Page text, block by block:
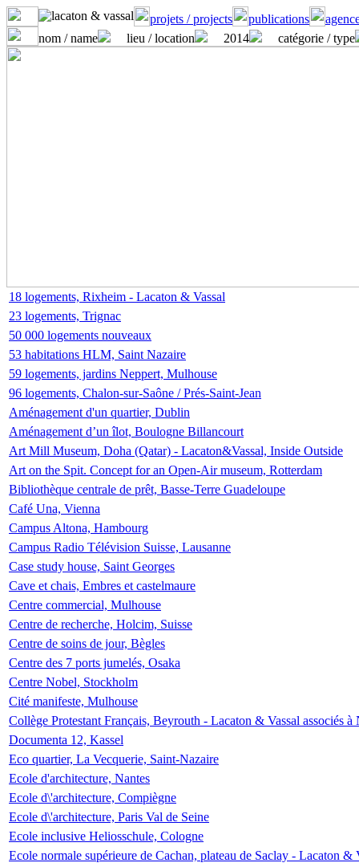
projets / projects publications
nom / name
lieu / location 2014 catégorie / type
18 logements, Rixheim - Lacaton & Vassal
23 logements, Trignac
50 000 logements nouveaux
53 habitations HLM, Saint Nazaire
59 logements, jardins Neppert, Mulhouse
96 logements, Chalon-sur-Saône / Prés-Saint-Jean
Aménagement d'un quartier, Dublin
Aménagement d’un îlot, Boulogne Billancourt
Art Mill Museum, Doha (Qatar) - Lacaton&Vassal, Inside Outside
Art on the Spit. Concept for an Open-Air museum, Rotterdam
Bibliothèque centrale de prêt, Basse-Terre Guadeloupe
Café Una, Vienna
Campus Altona, Hambourg
Campus Radio Télévision Suisse, Lausanne
Case study house, Saint Georges
Cave et chais, Embres et castelmaure
Centre commercial, Mulhouse
Centre de recherche, Holcim, Suisse
Centre de soins de jour, Bègles
Centre des 7 ports jumelés, Osaka
Centre Nobel, Stockholm
Cité manifeste, Mulhouse
Collège Protestant Français, Beyrouth - Lacaton & Vassal associés
Documenta 12, Kassel
Eco quartier, La Vecquerie, Saint-Nazaire
Ecole d'architecture, Nantes
Ecole d\'architecture, Compiègne
Ecole d\'architecture, Paris Val de Seine
Ecole inclusive Heliosschule, Cologne
Ecole normale supérieure de Cachan, plateau de Saclay - Lacaton &